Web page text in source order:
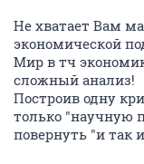
Не хватает Вам
экономической
Мир в тч
сложный анализ!
Построив одну
только "научную
повернуть "и так